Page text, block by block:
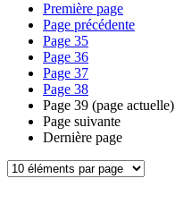
Première page
Page précédente
Page 35
Page 36
Page 37
Page 38
Page 39 (page actuelle)
Page suivante
Dernière page